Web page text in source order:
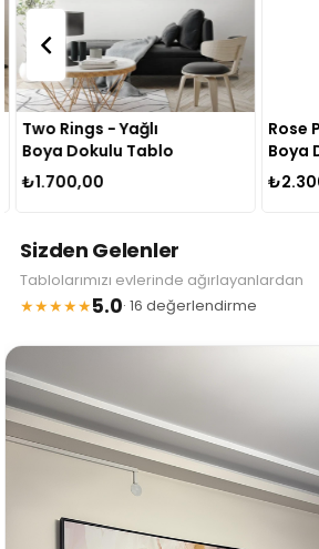
Two Rings - Yağlı
Boya Dokulu Tablo
₺1.700,00
Rose
Boya
Sizden Gelenler
Tablolarımızı evlerinde ağırlayanlardan
★★★★★5.0· 16 değerlendirme